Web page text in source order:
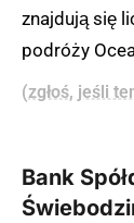
znajdują się
podróży
(zgłoś, jeśli
Bank